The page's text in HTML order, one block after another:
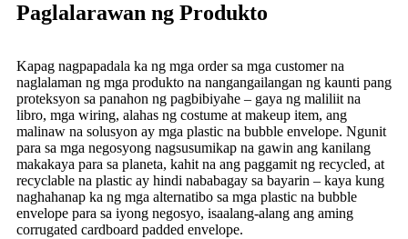
Paglalarawan ng Produkto
Kapag nagpapadala ka ng mga order sa mga customer na
naglalaman ng mga produkto na nangangailangan ng kaunti pang
proteksyon sa panahon ng pagbibiyahe – gaya ng maliliit na
libro, mga wiring, alahas ng costume at makeup item, ang
malinaw na solusyon ay mga plastic na bubble envelope. Ngunit
para sa mga negosyong nagsusumikap na gawin ang kanilang
makakaya para sa planeta, kahit na ang paggamit ng recycled, at
recyclable na plastic ay hindi nababagay sa bayarin – kaya kung
naghahanap ka ng mga alternatibo sa mga plastic na bubble
envelope para sa iyong negosyo, isaalang-alang ang aming
corrugated cardboard padded envelope.